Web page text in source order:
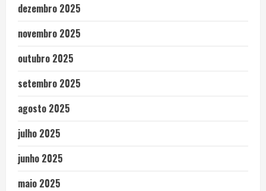
dezembro 2025
novembro 2025
outubro 2025
setembro 2025
agosto 2025
julho 2025
junho 2025
maio 2025